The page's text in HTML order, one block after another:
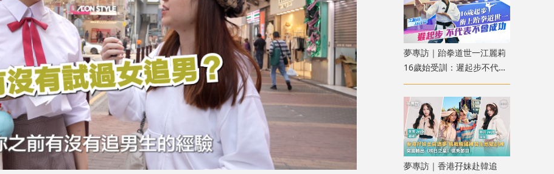
夢專訪｜跆拳道世一江麗莉
16歲始受訓：遲起步不代表
不會成功
夢專訪｜香港孖妹赴韓追